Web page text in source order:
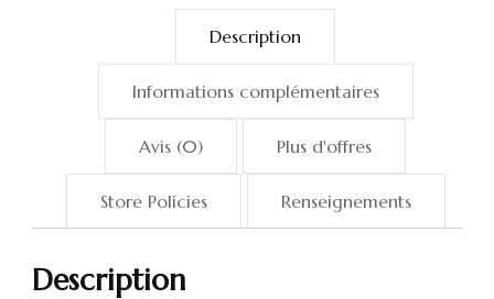
Description
Informations complémentaires
Avis (0) Plus d'offres
Store Policies Renseignements
Description